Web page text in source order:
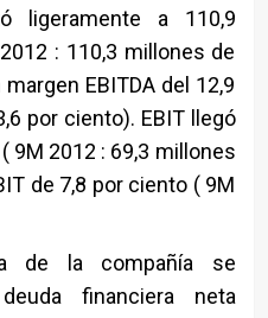
ligeramente a 110,9
: 110,3 millones de
EBITDA del 12,9
por ciento). EBIT llegó
9M 2012 : 69,3 millones
de 7,8 por ciento ( 9M
de la compañía se
financiera neta